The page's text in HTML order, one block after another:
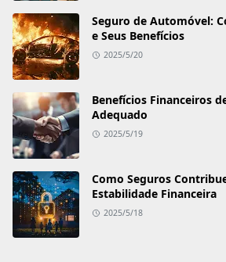
Seguro de Automóvel:
e Seus Benefícios
2025/5/20
Benefícios Financeiros
Adequado
2025/5/19
Como Seguros
Estabilidade Financeira
2025/5/18